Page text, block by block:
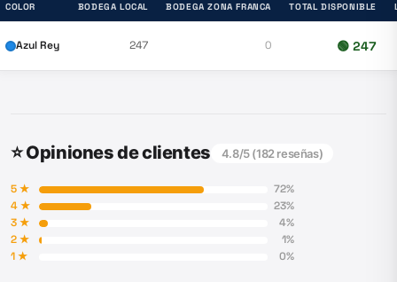
COLOR BODEGA LOCAL BODEGA ZONA FRANCA TOTAL DISPONIBLE
Azul Rey 247 0 🟢 247
⭐ Opiniones de clientes 4.8/5 (182 reseñas)
5★ 72%
4★ 23%
3★ 4%
2★ 1%
1★ 0%